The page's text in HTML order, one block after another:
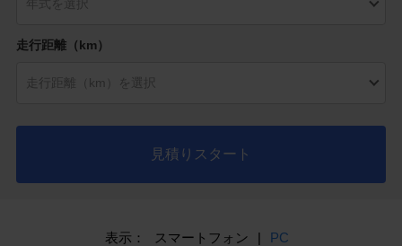
走行距離（km）
見積りスタート
表示： スマートフォン | PC